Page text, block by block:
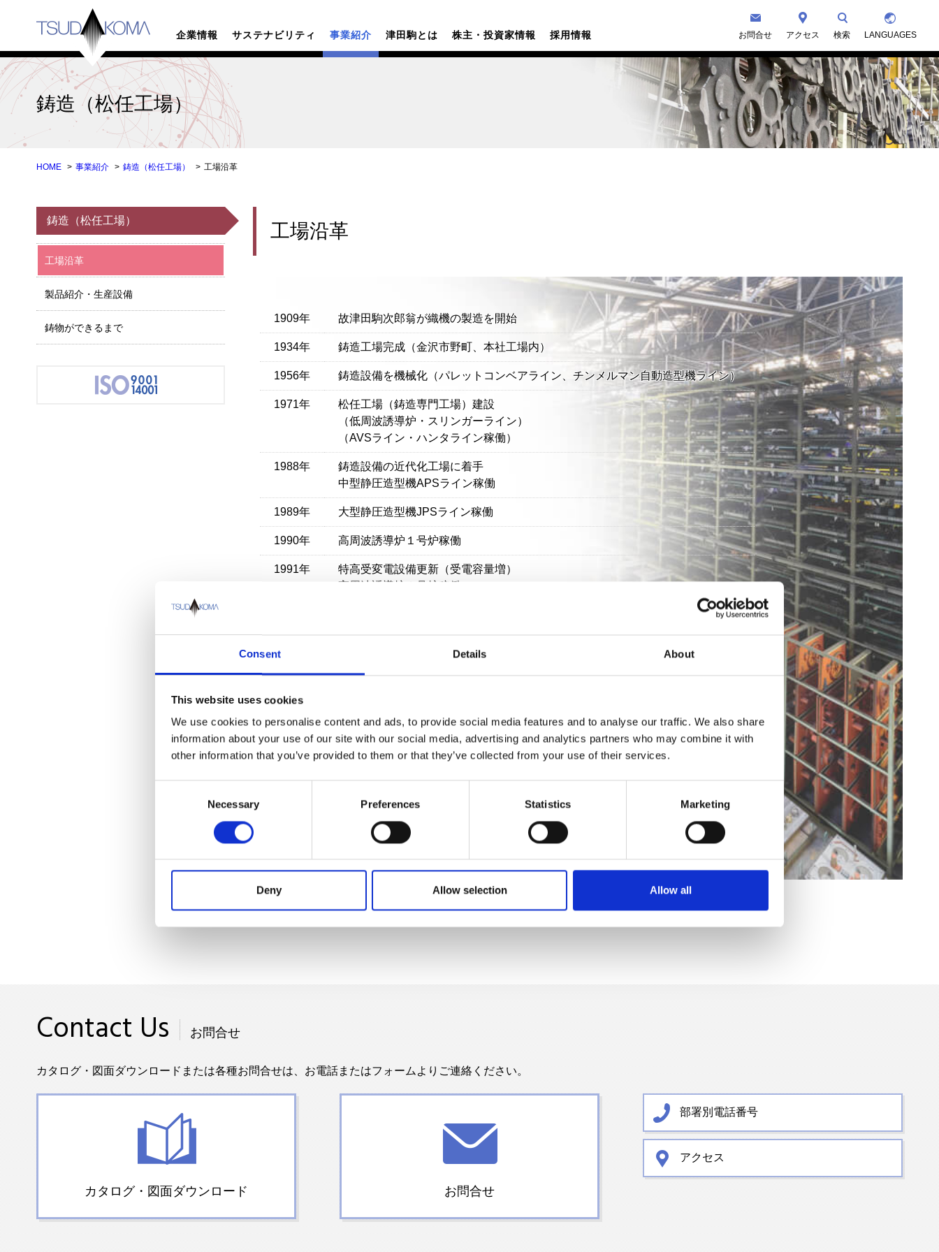
Consent Details About
This website uses cookies
We use cookies to personalise content and ads, to provide social media features and to analyse our traffic. We also share
information about your use of our site with our social media, advertising and analytics partners who may combine it with
other information that you’ve provided to them or that they’ve collected from your use of their services.
Necessary Preferences Statistics Marketing
Deny Allow selection Allow all
企業情報 サステナビリティ 事業紹介 津田駒とは 株主・投資家情報 採用情報 お問合せ アクセス 検索 LANGUAGES
鋳造（松任工場）
HOME 事業紹介 鋳造（松任工場） 工場沿革
工場沿革
1909年 故津田駒次郎翁が織機の製造を開始
1934年 鋳造工場完成（金沢市野町、本社工場内）
1956年 鋳造設備を機械化（パレットコンベアライン、チンメルマン自動造型機ライン）
1971年
松任工場（鋳造専門工場）建設
（低周波誘導炉・スリンガーライン）
（AVSライン・ハンタライン稼働）
1988年
鋳造設備の近代化工場に着手
中型静圧造型機APSライン稼働
1989年 大型静圧造型機JPSライン稼働
1990年 高周波誘導炉１号炉稼働
1991年
特高受変電設備更新（受電容量増）
高周波誘導炉２号炉稼働
FCMXライン１号機稼働
2008年 FCMXライン２号機稼働
2018年
自動バリ取り機導入
３次元スキャナー導入
バリ取り機自動化システム導入
自動砂試験機導入
鋳造（松任工場）
工場沿革
製品紹介・生産設備
鋳物ができるまで
Contact Us お問合せ
カタログ・図面ダウンロードまたは各種お問合せは、お電話またはフォームよりご連絡ください。
カタログ・図面ダウンロード お問合せ
部署別電話番号
アクセス